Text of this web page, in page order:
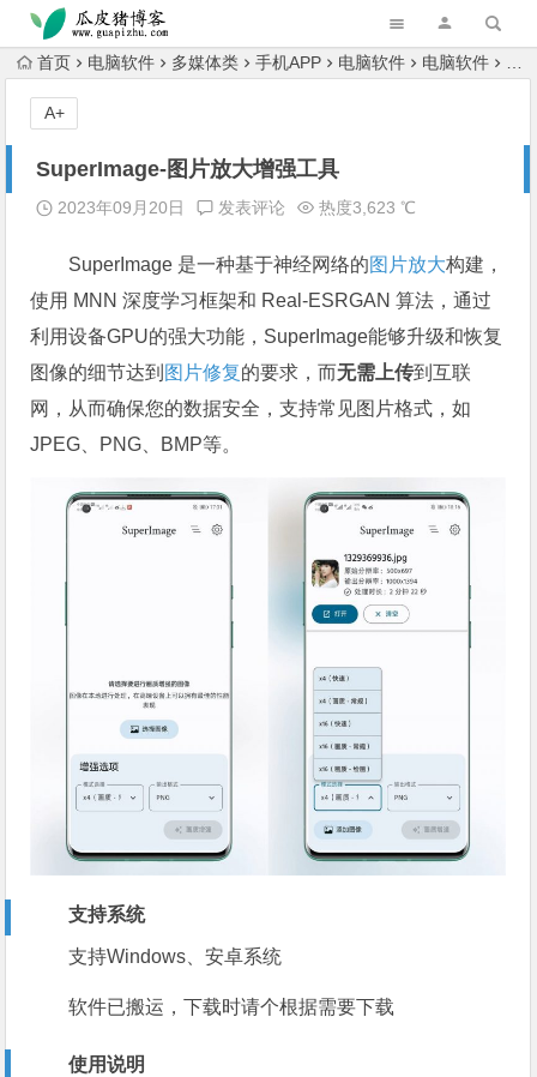
跳转到主内容
首页 电脑软件 多媒体类 手机APP 电脑软件 电脑软件
SuperImage-图片放大增强工具
2023年09月20日 发表评论 热度3,623 ℃
SuperImage 是一种基于神经网络的图片放大构建，
使用 MNN 深度学习框架和 Real-ESRGAN 算法，通过
利用设备GPU的强大功能，SuperImage能够升级和恢复
图像的细节达到 图片修复的要求，而无需上传到互联
网，从而确保您的数据安全，支持常见图片格式，如
JPEG、PNG、BMP等。
支持系统
支持Windows、安卓系统
软件已搬运，下载时请个根据需要下载
使用说明
A+